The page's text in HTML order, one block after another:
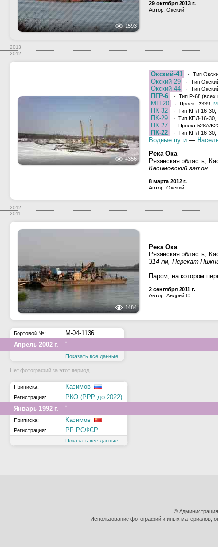
1593
29 октября 2013 г.
Автор: Окский
2013
2012
4356
Окский-41 · Тип
Окский-29 · Тип
Окский-44 · Тип
ПГР-6 · Тип Р-68 (всех
МП-20 · Проект 2339,
ПК-32 · Тип КПЛ-16-30,
ПК-29 · Тип КПЛ-16-30,
ПК-27 · Проект 528А/
ПК-22 · Тип КПЛ-16-30,
Водные пути —
Река Ока
Рязанская область,
Касимовский затон
8 марта 2012 г.
Автор: Окский
2012
2011
1484
Река Ока
Рязанская область,
314 км, Перекат
Паром, на котором
2 сентября 2011 г.
Автор: Андрей С.
Бортовой №:
М-04-1136
Апрель 2002 г.
↑
Показать все данные
Нет фотографий за этот период
Приписка: Касимов
Регистрация:
РКО (РРР до 2022)
Январь 1992 г.
↑
Приписка: Касимов
Регистрация: РР РСФСР
Показать все данные
©
Использование фотографий и иных материалов,